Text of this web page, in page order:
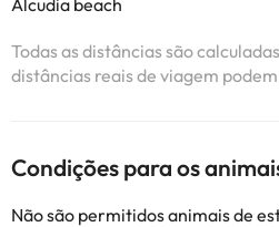
Alcudia beach
Todas as distâncias são
distâncias reais de viagem
Condições para os
Não são permitidos animais de